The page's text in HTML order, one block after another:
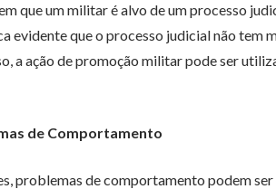
que um militar é alvo de um processo
evidente que o processo judicial não
a ação de promoção militar pode ser
de Comportamento
problemas de comportamento podem